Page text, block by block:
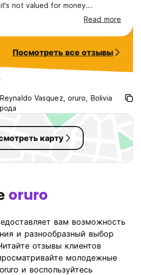
not valued for money...
Read more
Посмотреть все отзывы
Vasquez, oruro, Bolivia
карту
oruro
вам возможность
и разнообразный выбор
отзывы клиентов
молодежные
и воспользуйтесь